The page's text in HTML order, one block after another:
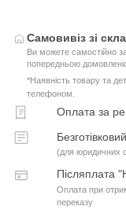
Самовивіз зі
Ви можете самостійно
попередньою
*Наявність товару та
телефоном.
Оплата за
(для юридичних
Післяплата
Оплата при
переказу